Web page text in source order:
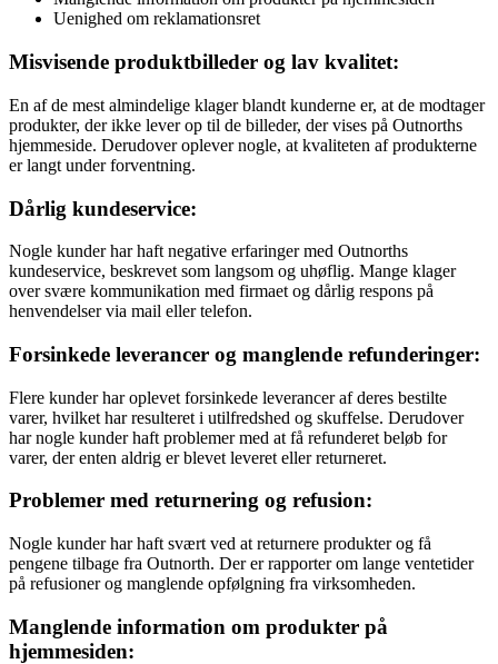
Uenighed om reklamationsret
Misvisende produktbilleder og lav kvalitet:
En af de mest almindelige klager blandt kunderne er, at de modtager
produkter, der ikke lever op til de billeder, der vises på Outnorths
hjemmeside. Derudover oplever nogle, at kvaliteten af produkterne
er langt under forventning.
Dårlig kundeservice:
Nogle kunder har haft negative erfaringer med Outnorths
kundeservice, beskrevet som langsom og uhøflig. Mange klager
over svære kommunikation med firmaet og dårlig respons på
henvendelser via mail eller telefon.
Forsinkede leverancer og manglende refunderinger:
Flere kunder har oplevet forsinkede leverancer af deres bestilte
varer, hvilket har resulteret i utilfredshed og skuffelse. Derudover
har nogle kunder haft problemer med at få refunderet beløb for
varer, der enten aldrig er blevet leveret eller returneret.
Problemer med returnering og refusion:
Nogle kunder har haft svært ved at returnere produkter og få
pengene tilbage fra Outnorth. Der er rapporter om lange ventetider
på refusioner og manglende opfølgning fra virksomheden.
Manglende information om produkter på
hjemmesiden: